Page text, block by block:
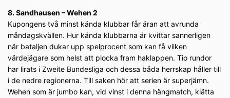
8. Sandhausen – Wehen 2
Kupongens två minst kända klubbar får äran att avrunda
måndagskvällen. Hur kända klubbarna är kvittar sannerligen
när bataljen dukar upp spelprocent som kan få vilken
värdejägare som helst att plocka fram haklappen. Tio rundor
har lirats i Zweite Bundesliga och dessa båda herrskap håller till
i de nedre regionerna. Till saken hör att serien är superjämn.
Wehen som är jumbo kan, vid vinst i denna hängmatch, klätta